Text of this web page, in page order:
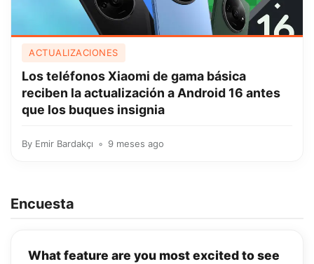
ACTUALIZACIONES
Los teléfonos Xiaomi de gama básica
reciben la actualización a Android 16 antes
que los buques insignia
By Emir Bardakçı 9 meses ago
Encuesta
What feature are you most excited to see